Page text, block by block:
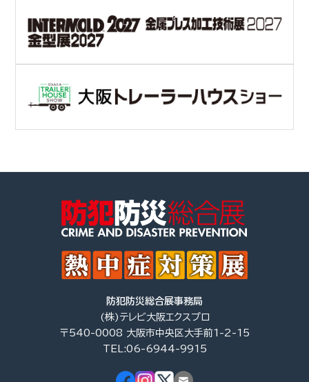
防犯防災総合展事務局
(株)テレビ大阪エクスプロ
〒540-0008 大阪市中央区大手前1-2-15
TEL:06-6944-9915